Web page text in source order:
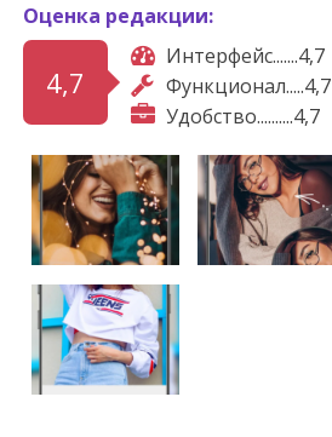
Оценка редакции:
4,7
Интерфейс.......4,7
Функционал.....4,7
Удобство..........4,7